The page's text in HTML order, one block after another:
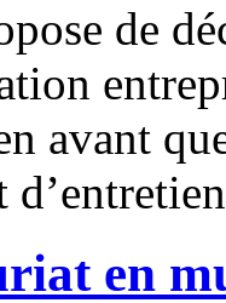
de
avant
en